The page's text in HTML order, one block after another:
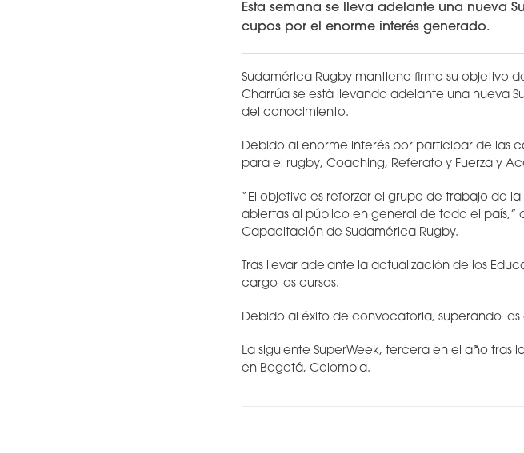
Esta semana se lleva adelante una nueva
cupos por el enorme interés generado.
Sudamérica Rugby mantiene firme su objetivo
Charrúa se está llevando adelante una nueva
del conocimiento.
Debido al enorme interés por participar de las
para el rugby, Coaching, Referato y Fuerza y
“El objetivo es reforzar el grupo de trabajo de
abiertas al público en general de todo el país,”
Capacitación de Sudamérica Rugby.
Tras llevar adelante la actualización de los
cargo los cursos.
Debido al éxito de convocatoria, superando los
La siguiente SuperWeek, tercera en el año tras
en Bogotá, Colombia.